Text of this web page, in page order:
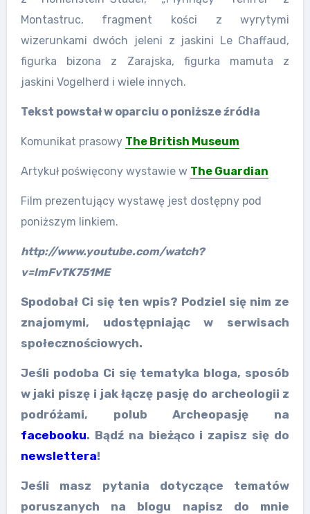
Montastruc, fragment kości z wyrytymi
wizerunkami dwóch jeleni z jaskini Le Chaffaud,
figurka bizona z Zarajska, figurka mamuta z
jaskini Vogelherd i wiele innych.
Tekst powstał w oparciu o poniższe źródła
Komunikat prasowy The British Museum
Artykuł poświęcony wystawie w The Guardian
Film prezentujący wystawę jest dostępny pod
poniższym linkiem.
http://www.youtube.com/watch?
v=lmFvTK751ME
Spodobał Ci się ten wpis? Podziel się nim ze
znajomymi, udostępniając w serwisach
społecznościowych.
Jeśli podoba Ci się tematyka bloga, sposób
w jaki piszę i jak łączę pasję do archeologii z
podróżami, polub Archeopasję na
facebooku. Bądź na bieżąco i zapisz się do
newslettera!
Jeśli masz pytania dotyczące tematów
poruszanych na blogu napisz do mnie